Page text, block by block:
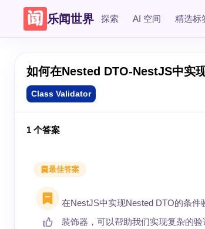
乐闻世界 探索 AI 空间 精选标
如何在Nested DTO-NestJS中实
Class Validator
1 个答案
最佳答案
在NestJS中实现Nested DTO的条件
装饰器，可以帮助我们实现复杂的